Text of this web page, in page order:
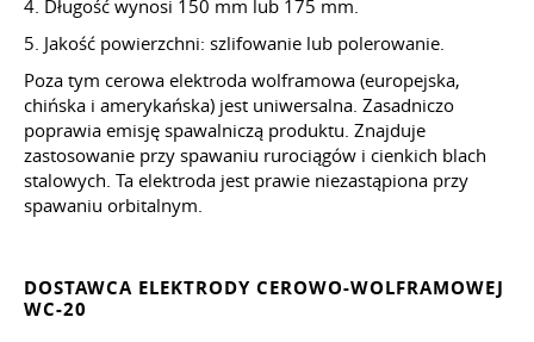
4. Długość wynosi 150 mm lub 175 mm.
5. Jakość powierzchni: szlifowanie lub polerowanie.
Poza tym cerowa elektroda wolframowa (europejska,
chińska i amerykańska) jest uniwersalna. Zasadniczo
poprawia emisję spawalniczą produktu. Znajduje
zastosowanie przy spawaniu rurociągów i cienkich blach
stalowych. Ta elektroda jest prawie niezastąpiona przy
spawaniu orbitalnym.
DOSTAWCA ELEKTRODY CEROWO-WOLFRAMOWEJ
WC-20